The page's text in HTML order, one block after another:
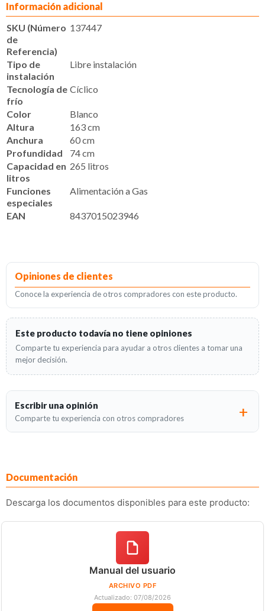
Información adicional
SKU (Número
de
Referencia)
137447
Tipo de
instalación
Libre instalación
Tecnología de
frío
Cíclico
Color
Blanco
Altura
163 cm
Anchura
60 cm
Profundidad
74 cm
Capacidad en
litros
265 litros
Funciones
especiales
Alimentación a Gas
EAN 8437015023946
Opiniones de clientes
Conoce la experiencia de otros compradores con este producto.
Este producto todavía no tiene opiniones
Comparte tu experiencia para ayudar a otros clientes a tomar una
mejor decisión.
Escribir una opinión
Comparte tu experiencia con otros compradores
Documentación
Descarga los documentos disponibles para este producto:
Manual del usuario
ARCHIVO PDF
Actualizado: 07/08/2026